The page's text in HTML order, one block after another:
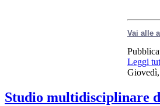
Vai alle
Leggi
Studio multidisciplinare